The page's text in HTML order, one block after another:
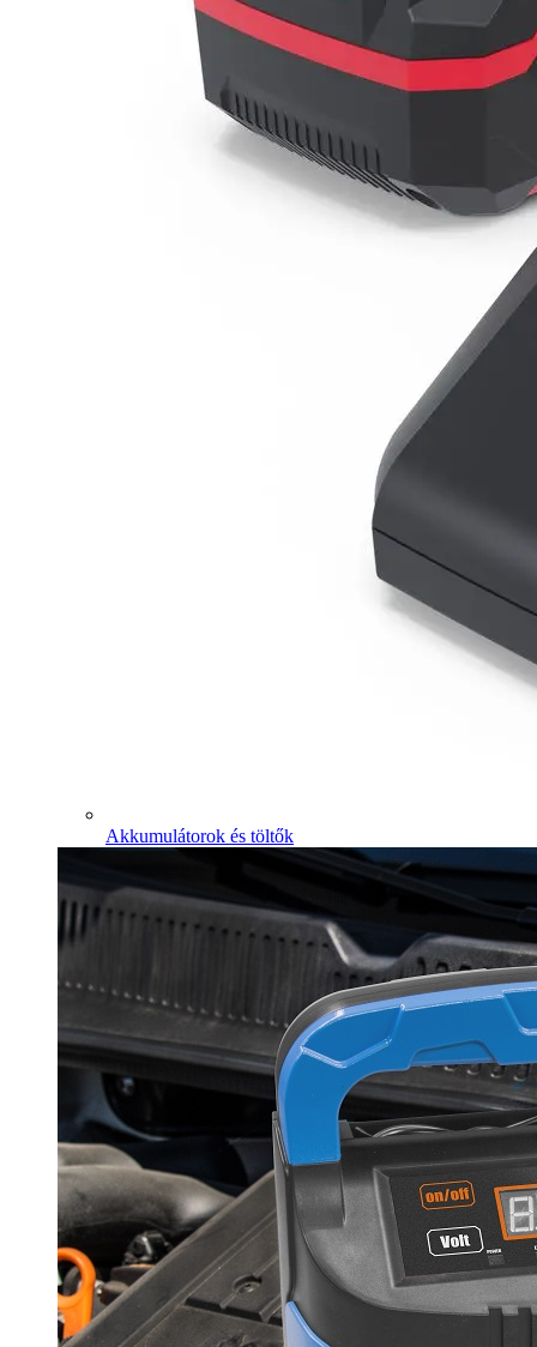
Akkumulátorok és töltők